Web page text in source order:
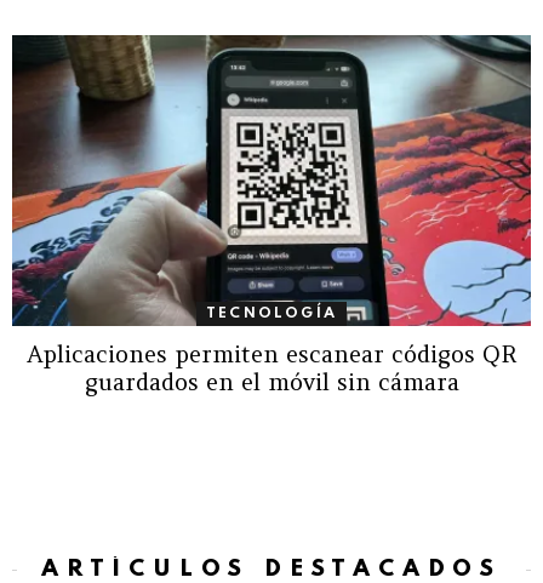
TECNOLOGÍA
Aplicaciones permiten escanear códigos QR
guardados en el móvil sin cámara
ARTÍCULOS DESTACADOS